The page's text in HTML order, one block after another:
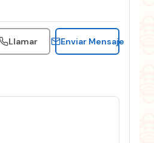
Llamar Enviar Mensaje